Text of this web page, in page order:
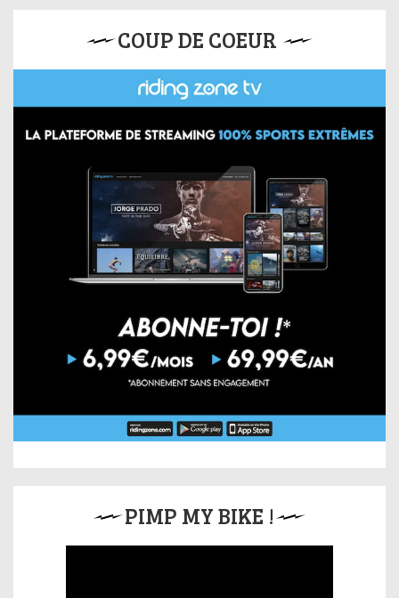
COUP DE COEUR
PIMP MY BIKE !